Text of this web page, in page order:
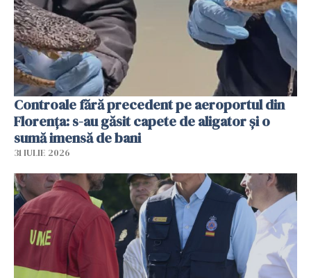
Controale fără precedent pe aeroportul din
Florența: s-au găsit capete de aligator și o
sumă imensă de bani
31 IULIE 2026